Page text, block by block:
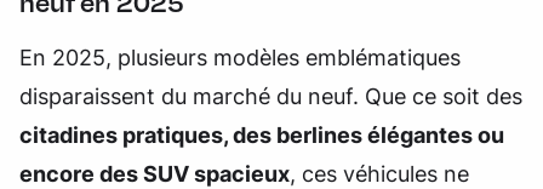
En 2025, plusieurs modèles emblématiques
disparaissent du marché du neuf. Que ce soit des
citadines pratiques, des berlines élégantes ou
encore des SUV spacieux, ces véhicules ne